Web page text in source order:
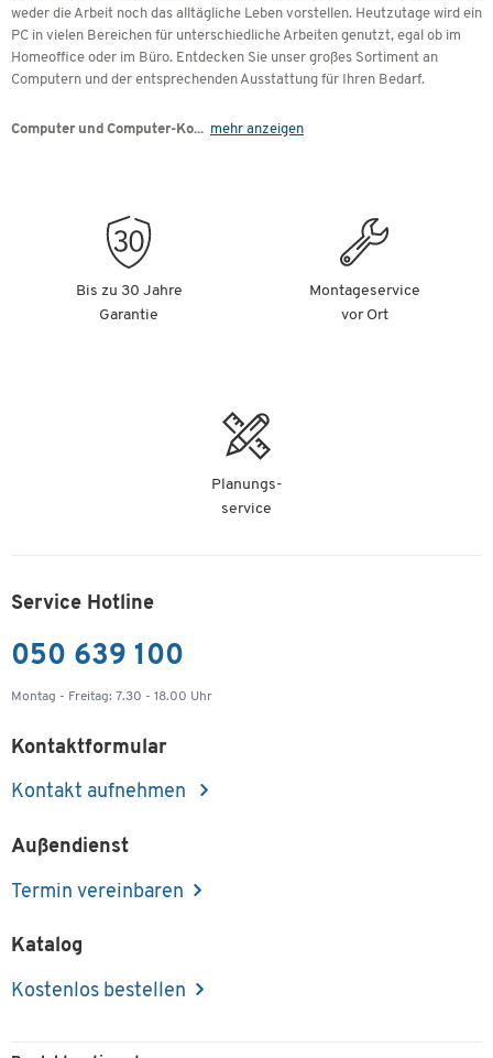
weder die Arbeit noch das alltägliche Leben vorstellen. Heutzutage wird ein
PC in vielen Bereichen für unterschiedliche Arbeiten genutzt, egal ob im
Homeoffice oder im Büro. Entdecken Sie unser großes Sortiment an
Computern und der entsprechenden Ausstattung für Ihren Bedarf.
Computer und Computer-Ko... mehr anzeigen
Bis zu 30 Jahre
Garantie
Montageservice
vor Ort
Planungs-
service
Service Hotline
050 639 100
Montag - Freitag: 7.30 - 18.00 Uhr
Kontaktformular
Kontakt aufnehmen
Außendienst
Termin vereinbaren
Katalog
Kostenlos bestellen